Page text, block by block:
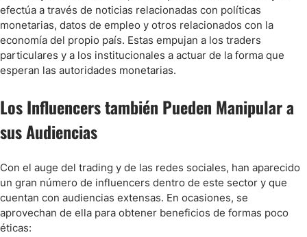
efectúa a través de noticias relacionadas con políticas
monetarias, datos de empleo y otros relacionados con la
economía del propio país. Estas empujan a los traders
particulares y a los institucionales a actuar de la forma que
esperan las autoridades monetarias.
Los Influencers también Pueden Manipular a
sus Audiencias
Con el auge del trading y de las redes sociales, han aparecido
un gran número de influencers dentro de este sector y que
cuentan con audiencias extensas. En ocasiones, se
aprovechan de ella para obtener beneficios de formas poco
éticas: